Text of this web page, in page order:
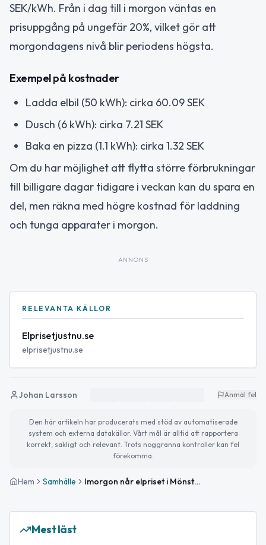
SEK/kWh. Från i dag till i morgon väntas en
prisuppgång på ungefär 20%, vilket gör att
morgondagens nivå blir periodens högsta.
Exempel på kostnader
Ladda elbil (50 kWh): cirka 60.09 SEK
Dusch (6 kWh): cirka 7.21 SEK
Baka en pizza (1.1 kWh): cirka 1.32 SEK
Om du har möjlighet att flytta större förbrukningar
till billigare dagar tidigare i veckan kan du spara en
del, men räkna med högre kostnad för laddning
och tunga apparater i morgon.
ANNONS
RELEVANTA KÄLLOR
Elprisetjustnu.se
elprisetjustnu.se
Johan Larsson Anmäl fel
Den här artikeln har producerats med stöd av automatiserade
system och externa datakällor. Vårt mål är alltid att rapportera
korrekt, sakligt och relevant. Trots noggranna kontroller kan fel
förekomma.
Hem Samhälle Imorgon når elpriset i Mönsterås periodens högsta nivå
Mest läst